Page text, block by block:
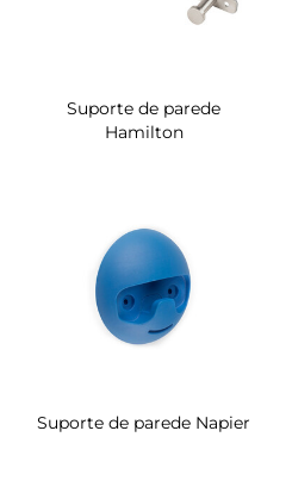
Suporte de parede
Hamilton
Suporte de parede Napier